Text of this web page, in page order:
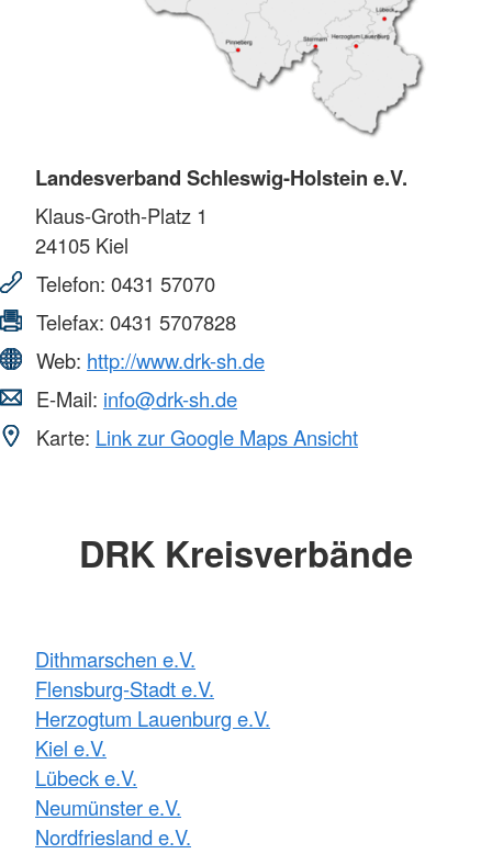
Landesverband Schleswig-Holstein e.V.
Klaus-Groth-Platz 1
24105 Kiel
Telefon: 0431 57070
Telefax: 0431 5707828
Web: http://www.drk-sh.de
E-Mail: info@drk-sh.de
Karte: Link zur Google Maps Ansicht
DRK Kreisverbände
Dithmarschen e.V.
Flensburg-Stadt e.V.
Herzogtum Lauenburg e.V.
Kiel e.V.
Lübeck e.V.
Neumünster e.V.
Nordfriesland e.V.